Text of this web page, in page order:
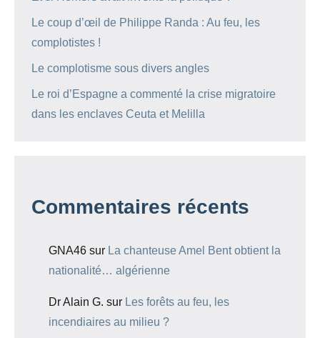
Le coup d’œil de Philippe Randa : Au feu, les
complotistes !
Le complotisme sous divers angles
Le roi d’Espagne a commenté la crise migratoire
dans les enclaves Ceuta et Melilla
Commentaires récents
GNA46 sur La chanteuse Amel Bent obtient la
nationalité… algérienne
Dr Alain G. sur Les forêts au feu, les
incendiaires au milieu ?